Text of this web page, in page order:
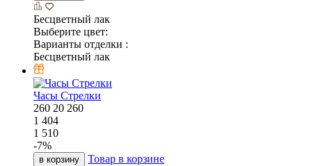
Бесцветный лак
Выберите цвет:
Варианты отделки :
Бесцветный лак
Часы Стрелки
260 20 260
1 404
1 510
-7%
в корзину Товар в корзине